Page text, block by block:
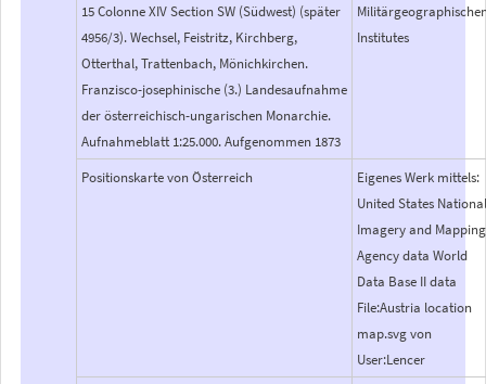
15 Colonne XIV Section SW (Südwest) (später
4956/3). Wechsel, Feistritz, Kirchberg,
Otterthal, Trattenbach, Mönichkirchen.
Franzisco-josephinische (3.) Landesaufnahme
der österreichisch-ungarischen Monarchie.
Aufnahmeblatt 1:25.000. Aufgenommen 1873
Institutes
Positionskarte von Österreich
Eigenes Werk mittels:
United States
Imagery and Mapping
Agency data World
Data Base II data
File:Austria location
map.svg von
User:Lencer